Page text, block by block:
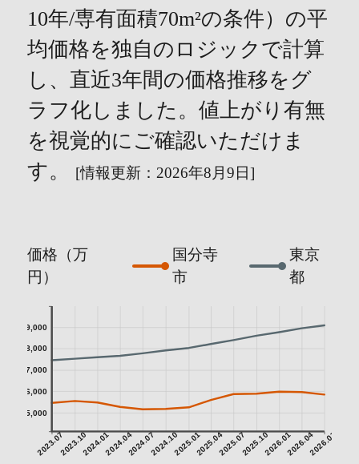
10年/専有面積70m²の条件）の平
均価格を独自のロジックで計算
し、直近3年間の価格推移をグ
ラフ化しました。値上がり有無
を視覚的にご確認いただけま
す。
[情報更新：2026年8月9日]
価格（万
円）
国分寺
市
東京
都
2023.072023.102024.012024.042024.072024.102025.012025.042025.072025.102026.012026.042026.07
5,000
6,000
7,000
8,000
9,000